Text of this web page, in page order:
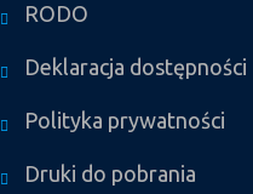
RODO
Deklaracja dostępności
Polityka prywatności
Druki do pobrania